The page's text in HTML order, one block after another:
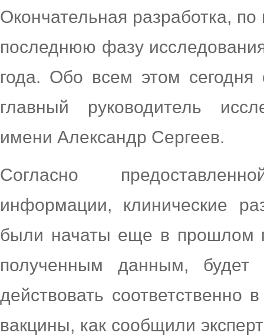
Окончательная разработка,
последнюю фазу
года. Обо всем этом
главный руководитель
имени Александр Сергеев.
Согласно
информации, клинические
были начаты еще в прошлом
полученным данным, будет
действовать
вакцины, как сообщили